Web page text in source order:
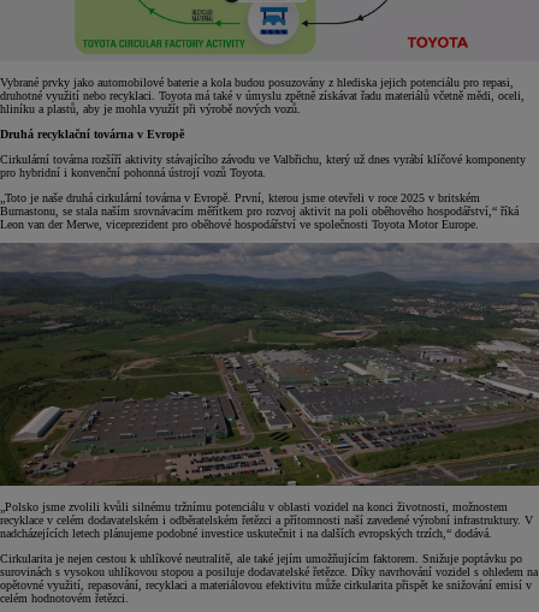
Vybrané prvky jako automobilové baterie a kola budou posuzovány z hlediska jejich potenciálu pro repasi,
druhotné využití nebo recyklaci. Toyota má také v úmyslu zpětně získávat řadu materiálů včetně mědi, oceli,
hliníku a plastů, aby je mohla využít při výrobě nových vozů.
Druhá recyklační továrna v Evropě
Cirkulární továrna rozšíří aktivity stávajícího závodu ve Valbřichu, který už dnes vyrábí klíčové komponenty
pro hybridní i konvenční pohonná ústrojí vozů Toyota.
„Toto je naše druhá cirkulární továrna v Evropě. První, kterou jsme otevřeli v roce 2025 v britském
Burnastonu, se stala naším srovnávacím měřítkem pro rozvoj aktivit na poli oběhového hospodářství,“ říká
Leon van der Merwe, viceprezident pro oběhové hospodářství ve společnosti Toyota Motor Europe.
„Polsko jsme zvolili kvůli silnému tržnímu potenciálu v oblasti vozidel na konci životnosti, možnostem
recyklace v celém dodavatelském i odběratelském řetězci a přítomnosti naší zavedené výrobní infrastruktury. V
nadcházejících letech plánujeme podobné investice uskutečnit i na dalších evropských trzích,“ dodává.
Cirkularita je nejen cestou k uhlíkové neutralitě, ale také jejím umožňujícím faktorem. Snižuje poptávku po
surovinách s vysokou uhlíkovou stopou a posiluje dodavatelské řetězce. Díky navrhování vozidel s ohledem na
opětovné využití, repasování, recyklaci a materiálovou efektivitu může cirkularita přispět ke snižování emisí v
celém hodnotovém řetězci.